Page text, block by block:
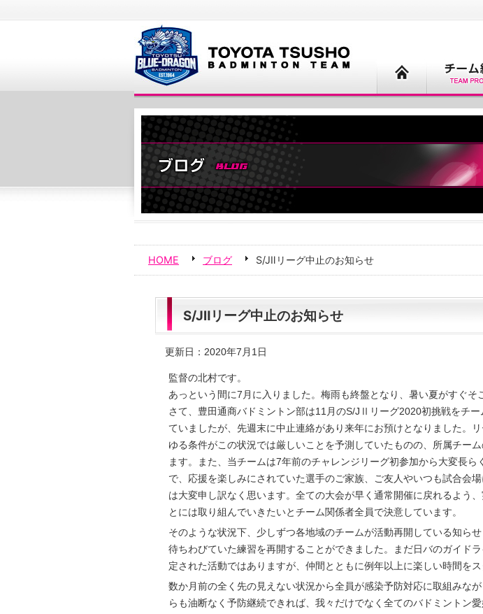
HOME ブログ S/JⅡリーグ中止のお知らせ
S/JⅡリーグ中止のお知らせ
更新日：2020年7月1日
監督の北村です。
あっという間に7月に入りました。梅雨も終盤となり、暑い夏がすぐそ
さて、豊田通商バドミントン部は11月のS/JⅡリーグ2020初挑戦をチー
ていましたが、先週末に中止連絡があり来年にお預けとなりました。
ゆる条件がこの状況では厳しいことを予測していたものの、所属チー
ます。また、当チームは7年前のチャレンジリーグ初参加から大変長ら
で、応援を楽しみにされていた選手のご家族、ご友人やいつも試合会
は大変申し訳なく思います。全ての大会が早く通常開催に戻れるよう
とには取り組んでいきたいとチーム関係者全員で決意しています。
そのような状況下、少しずつ各地域のチームが活動再開している知ら
待ちわびていた練習を再開することができました。まだ日バのガイド
定された活動ではありますが、仲間とともに例年以上に楽しい時間をス
数か月前の全く先の見えない状況から全員が感染予防対応に取組みな
らも油断なく予防継続できれば、我々だけでなく全てのバドミントン